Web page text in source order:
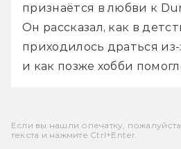
признаётся в любви к
Он рассказал, как в
приходилось драться из-
и как позже хобби
Если вы нашли опечатку,
текста и нажмите Ctrl+Enter.